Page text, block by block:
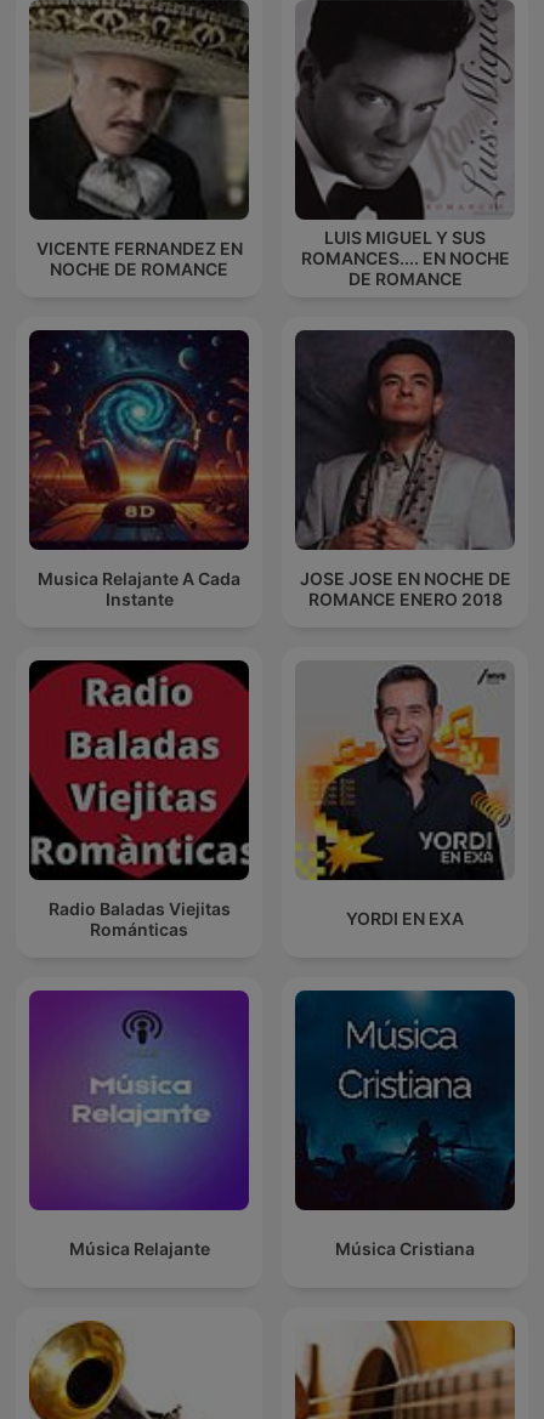
VICENTE FERNANDEZ EN
NOCHE DE ROMANCE
LUIS MIGUEL Y SUS
ROMANCES.... EN NOCHE
DE ROMANCE
Musica Relajante A Cada
Instante
JOSE JOSE EN NOCHE DE
ROMANCE ENERO 2018
Radio Baladas Viejitas
Románticas
YORDI EN EXA
Música Relajante Música Cristiana